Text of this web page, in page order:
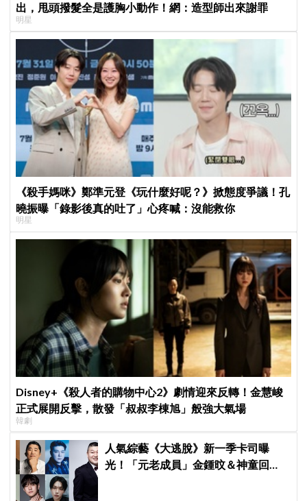
出，甩頭撥髮全是護胸小動作！網：造型師出來謝罪
明星
《殺手媽咪》鄭準元登《玩什麼好呢？》掀態度爭議！孔
曉振曝「錄影後真的吐了」心疼喊：沒能救你
明星
Disney+《殺人者的購物中心2》劇情迎來反轉！金慧峻
正式展開反擊，散發「叔叔李棟旭」般強大氣場
韓劇
人氣綜藝《大逃脫》新一季卡司曝
光！「元老成員」金鍾旼＆神童回